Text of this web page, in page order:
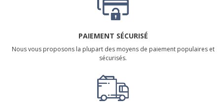
PAIEMENT SÉCURISÉ
Nous vous proposons la plupart des moyens de paiement populaires et
sécurisés.